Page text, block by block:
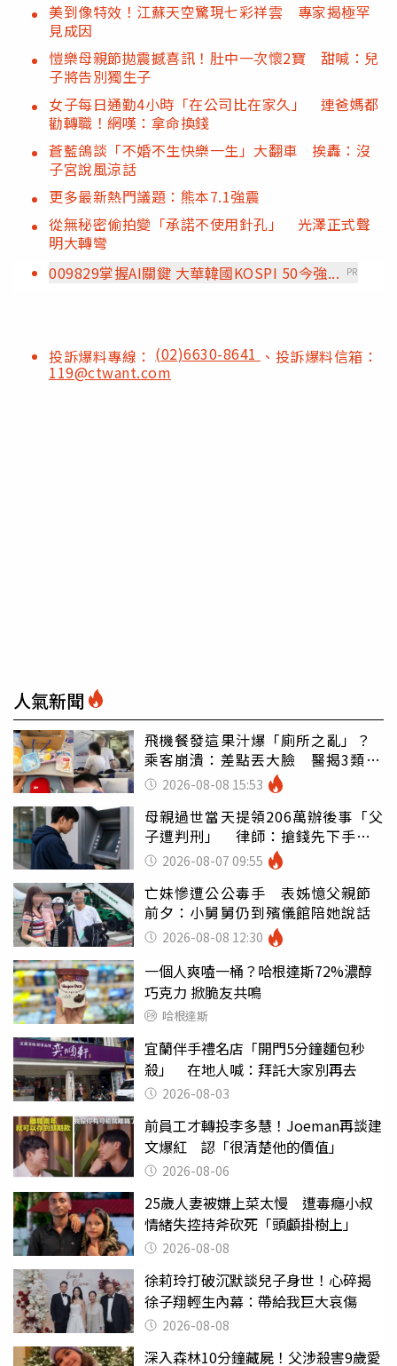
美到像特效！江蘇天空驚現七彩祥雲 專家揭極罕
見成因
愷樂母親節拋震撼喜訊！肚中一次懷2寶 甜喊：兒
子將告別獨生子
女子每日通勤4小時「在公司比在家久」 連爸媽都
勸轉職！網嘆：拿命換錢
蒼藍鴿談「不婚不生快樂一生」大翻車 挨轟：沒
子宮說風涼話
更多最新熱門議題：熊本7.1強震
從無秘密偷拍變「承諾不使用針孔」 光澤正式聲
明大轉彎
009829掌握AI關鍵 大華韓國KOSPI 50今強...
PR
投訴爆料專線： (02)6630-8641 、投訴爆料信箱：
119@ctwant.com
人氣新聞
飛機餐發這果汁爆「廁所之亂」？
乘客崩潰：差點丟大臉 醫揭3類人
別亂喝
2026-08-08 15:53
母親過世當天提領206萬辦後事「父
子遭判刑」 律師：搶錢先下手是
罪 2026-08-07 09:55
亡妹慘遭公公毒手 表姊憶父親節
前夕：小舅舅仍到殯儀館陪她說話
2026-08-08 12:30
一個人爽嗑一桶？哈根達斯72%濃醇
巧克力 掀脆友共鳴
哈根達斯
宜蘭伴手禮名店「開門5分鐘麵包秒
殺」 在地人喊：拜託大家別再去
2026-08-03
前員工才轉投李多慧！Joeman再談建
文爆紅 認「很清楚他的價值」
2026-08-06
25歲人妻被嫌上菜太慢 遭毒癮小叔
情緒失控持斧砍死「頭顱掛樹上」
2026-08-08
徐莉玲打破沉默談兒子身世！心碎揭
徐子翔輕生內幕：帶給我巨大哀傷
2026-08-08
深入森林10分鐘藏屍！父涉殺害9歲愛